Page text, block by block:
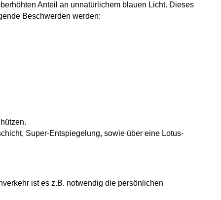
Anteil an unnatürlichem blauen Licht. Dieses
Beschwerden werden:
Super-Entspiegelung, sowie über eine Lotus-
ist es z.B. notwendig die persönlichen